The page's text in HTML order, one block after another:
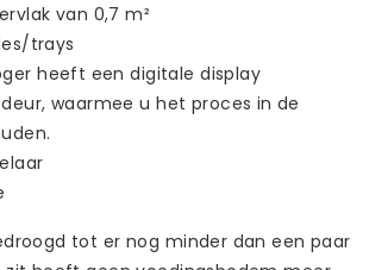
van 0,7 m²
trays
heeft een digitale display
waarmee u het proces in de
tot er nog minder dan een paar